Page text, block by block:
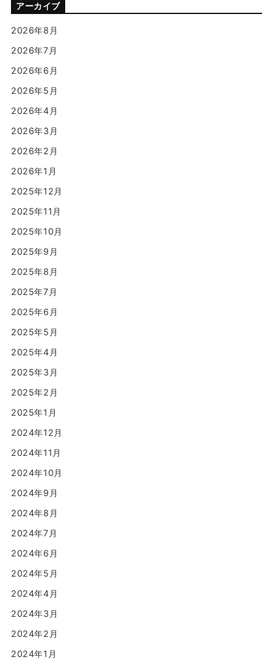
アーカイブ
2026年8月
2026年7月
2026年6月
2026年5月
2026年4月
2026年3月
2026年2月
2026年1月
2025年12月
2025年11月
2025年10月
2025年9月
2025年8月
2025年7月
2025年6月
2025年5月
2025年4月
2025年3月
2025年2月
2025年1月
2024年12月
2024年11月
2024年10月
2024年9月
2024年8月
2024年7月
2024年6月
2024年5月
2024年4月
2024年3月
2024年2月
2024年1月